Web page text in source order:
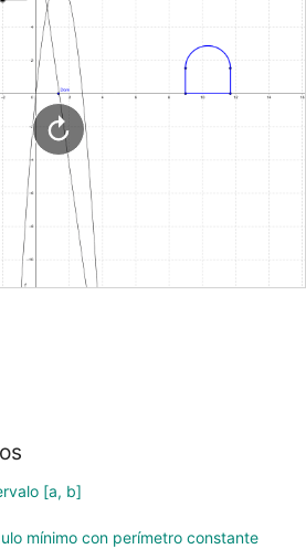
Abrir sesión
[a, b]
mínimo con perímetro constante